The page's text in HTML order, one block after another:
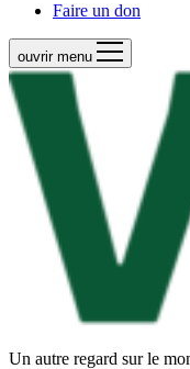
Faire un don
ouvrir menu
Un autre regard sur le